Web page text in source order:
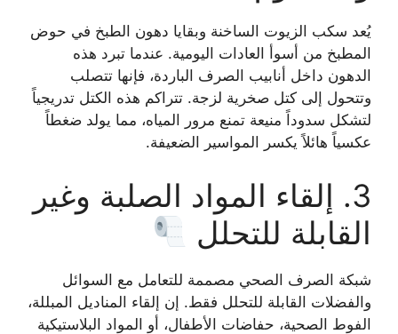
يُعد سكب الزيوت الساخنة وبقايا دهون الطبخ في حوض
المطبخ من أسوأ العادات اليومية. عندما تبرد هذه
الدهون داخل أنابيب الصرف الباردة، فإنها تتصلب
وتتحول إلى كتل صخرية لزجة. تتراكم هذه الكتل تدريجياً
لتشكل سدوداً منيعة تمنع مرور المياه، مما يولد ضغطاً
عكسياً هائلاً يكسر المواسير الضعيفة.
3. إلقاء المواد الصلبة وغير
القابلة للتحلل
شبكة الصرف الصحي مصممة للتعامل مع السوائل
والفضلات القابلة للتحلل فقط. إن إلقاء المناديل المبللة،
الفوط الصحية، حفاضات الأطفال، أو المواد البلاستيكية